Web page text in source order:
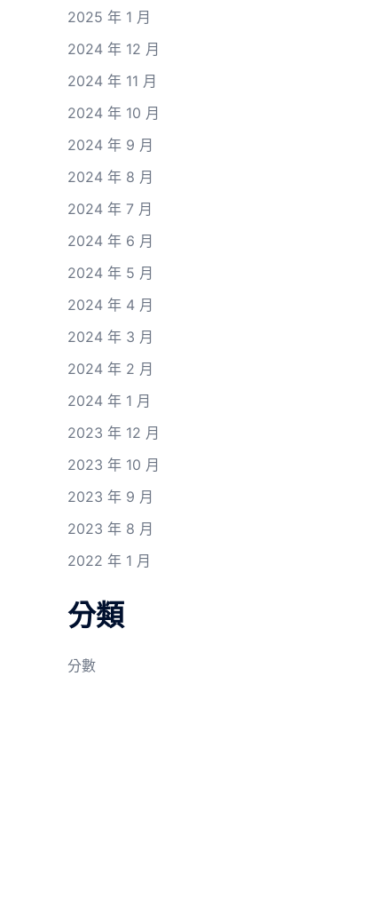
2025 年 1 月
2024 年 12 月
2024 年 11 月
2024 年 10 月
2024 年 9 月
2024 年 8 月
2024 年 7 月
2024 年 6 月
2024 年 5 月
2024 年 4 月
2024 年 3 月
2024 年 2 月
2024 年 1 月
2023 年 12 月
2023 年 10 月
2023 年 9 月
2023 年 8 月
2022 年 1 月
分類
分數